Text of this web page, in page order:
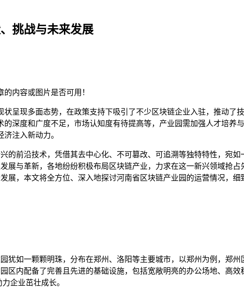
挑战与未来发展
内容或图片是否可用！
状呈现多面态势，在政策支持下吸引了不少区块链企业入驻，推动了
深度和广度不足，市场认知度有待提高等，产业园需加强人才培养
注入新动力。
的前沿技术，凭借其去中心化、不可篡改、可追溯等独特特性，宛
展与革新，各地纷纷积极布局区块链产业，力求在这一新兴领域抢
展，本文将全方位、深入地探讨河南省区块链产业园的运营情况，
犹如一颗颗明珠，分布在郑州、洛阳等主要城市，以郑州为例，郑
区内配备了完善且先进的基础设施，包括宽敞明亮的办公场地、高
企业茁壮成长。